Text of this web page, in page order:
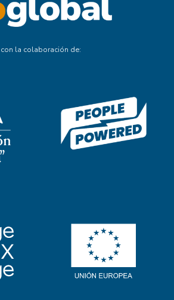
con la colaboración de: